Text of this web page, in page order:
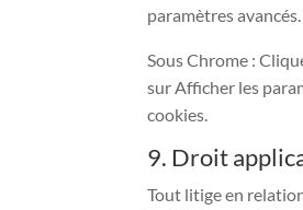
paramètres
Sous Chrome :
sur Afficher les
cookies.
9. Droit
Tout litige en